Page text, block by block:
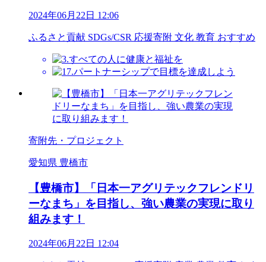
2024年06月22日 12:06
ふるさと貢献 SDGs/CSR 応援寄附 文化 教育 おすすめ
寄附先・プロジェクト
愛知県 豊橋市
【豊橋市】「日本一アグリテックフレンドリ
ーなまち」を目指し、強い農業の実現に取り
組みます！
2024年06月22日 12:04